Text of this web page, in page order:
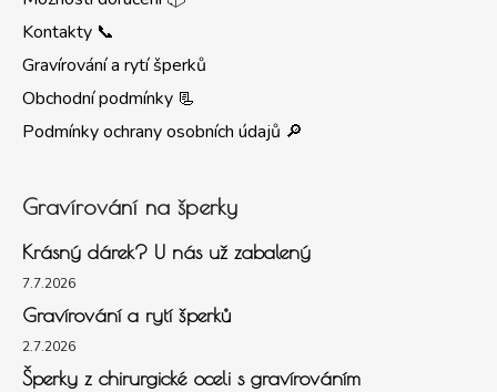
Kontakty 📞
Gravírování a rytí šperků
Obchodní podmínky 📃
Podmínky ochrany osobních údajů 🔎
Gravírování na šperky
Krásný dárek? U nás už zabalený
7.7.2026
Gravírování a rytí šperků
2.7.2026
Šperky z chirurgické oceli s gravírováním